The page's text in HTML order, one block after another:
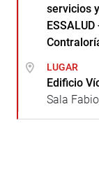
servicios
LUGAR
Edificio
Sala